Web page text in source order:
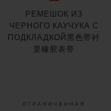
РЕМЕШОК ИЗ
ЧЕРНОГО КАУЧУКА С
ПОДКЛАДКОЙ黑色带衬
里橡胶表带
ОГРАНИЧЕННАЯ